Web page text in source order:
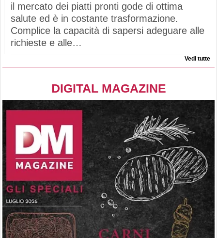
il mercato dei piatti pronti gode di ottima
salute ed è in costante trasformazione.
Complice la capacità di sapersi adeguare alle
richieste e alle…
Vedi tutte
DIGITAL MAGAZINE